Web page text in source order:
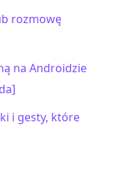
rozmowę
na Androidzie
i gesty, które